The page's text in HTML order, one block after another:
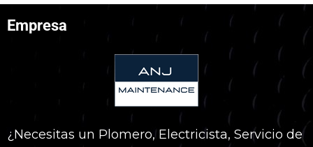
Empresa
¿Necesitas un Plomero, Electricista, Servicio de